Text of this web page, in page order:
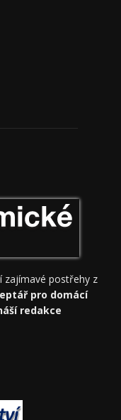
zajímavé postřehy z
pro domácí
redakce